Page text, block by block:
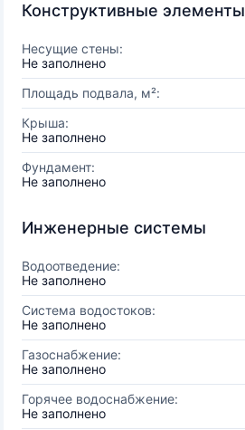
Конструктивные элементы
Несущие стены:
Не заполнено
Площадь подвала, м²:
Крыша:
Не заполнено
Фундамент:
Не заполнено
Инженерные системы
Водоотведение:
Не заполнено
Система водостоков:
Не заполнено
Газоснабжение:
Не заполнено
Горячее водоснабжение:
Не заполнено